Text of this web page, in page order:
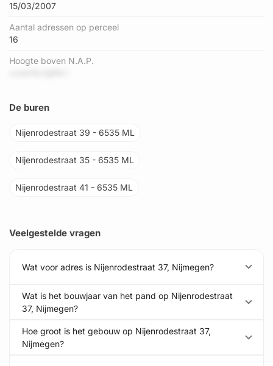
15/03/2007
Aantal adressen op perceel
16
Hoogte boven N.A.P.
De buren
Nijenrodestraat 39 - 6535 ML
Nijenrodestraat 35 - 6535 ML
Nijenrodestraat 41 - 6535 ML
Veelgestelde vragen
Wat voor adres is Nijenrodestraat 37, Nijmegen?
Wat is het bouwjaar van het pand op Nijenrodestraat
37, Nijmegen?
Hoe groot is het gebouw op Nijenrodestraat 37,
Nijmegen?